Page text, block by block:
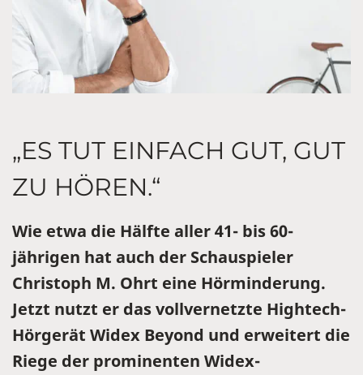
„ES TUT EINFACH GUT, GUT
ZU HÖREN.“
Wie etwa die Hälfte aller 41- bis 60-
jährigen hat auch der Schauspieler
Christoph M. Ohrt eine Hörminderung.
Jetzt nutzt er das vollvernetzte Hightech-
Hörgerät Widex Beyond und erweitert die
Riege der prominenten Widex-